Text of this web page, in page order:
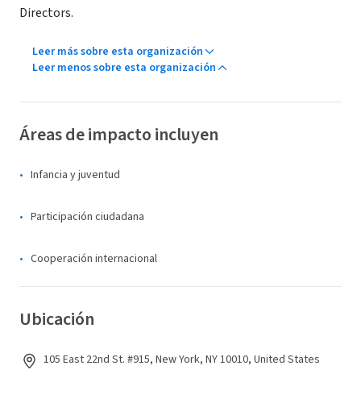
Directors.
Leer más sobre esta organización
Leer menos sobre esta organización
Áreas de impacto incluyen
Infancia y juventud
Participación ciudadana
Cooperación internacional
Ubicación
105 East 22nd St. #915, New York, NY 10010, United States